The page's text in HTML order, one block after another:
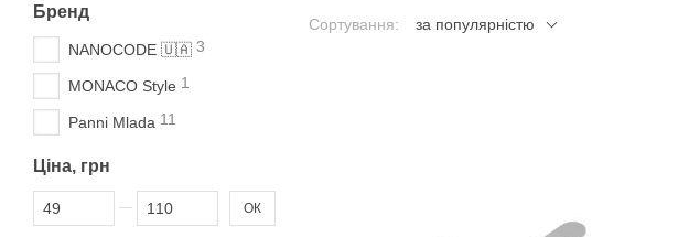
Сортування: за популярністю
Бренд
NANOCODE 🇺🇦 3
MONACO Style 1
Panni Mlada 11
Ціна, грн
Від Ціна, грн
До Ціна, грн ОК